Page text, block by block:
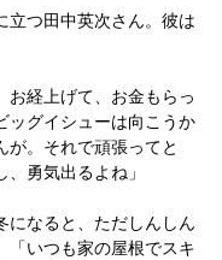
立つ田中英次さん。彼は
お経上げて、お金もらっ
ッグイシューは向こうか
が。それで頑張ってと
勇気出るよね」
になると、ただしんしん
「いつも家の屋根でスキ